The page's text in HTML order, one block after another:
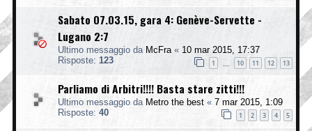
Sabato 07.03.15, gara 4: Genève-Servette -
Lugano 2:7
Ultimo messaggio da McFra « 10 mar 2015, 17:37
Risposte: 123 1 10 11 12 13
Parliamo di Arbitri!!!! Basta stare zitti!!!
Ultimo messaggio da Metro the best « 7 mar 2015, 1:09
Risposte: 40 1 2 3 4 5